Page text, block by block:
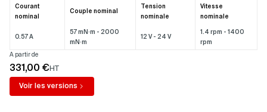
Courant
nominal
Couple nominal
Tension
nominale
Vitesse
nominale
0.57 A
57 mN·m - 2000
mN·m
12 V - 24 V
1.4 rpm - 1400
rpm
A partir de
331,00 €HT
Voir les versions